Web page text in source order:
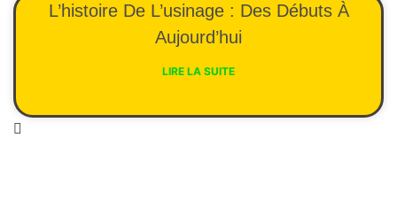
L’histoire De L’usinage : Des Débuts À
Aujourd’hui
LIRE LA SUITE